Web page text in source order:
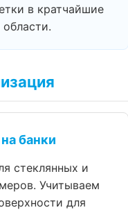
в кратчайшие
банки
стеклянных и
Учитываем
для